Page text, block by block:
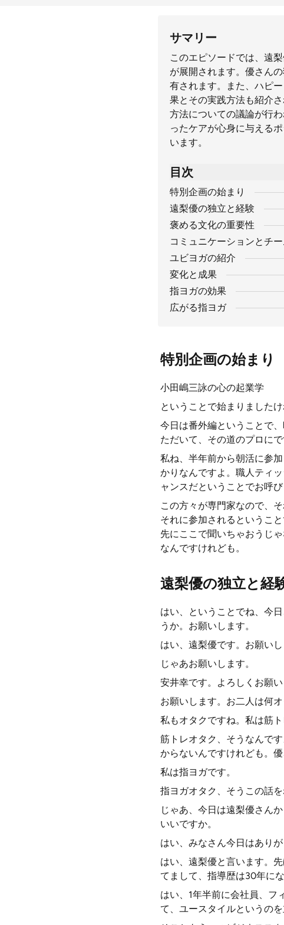
サマリー
このエピソードでは、遠
が展開されます。優さん
有されます。また、ハピ
果とその実践方法も紹介
方法についての議論が行
ったケアが心身に与える
います。
目次
特別企画の始まり
遠梨優の独立と経験
褒める文化の重要性
コミュニケーションとチ
ユビヨガの紹介
変化と成果
指ヨガの効果
広がる指ヨガ
特別企画の始まり
小田嶋三詠の心の起業学
ということで始まりました
今日は番外編ということで
ただいて、その道のプロに
私ね、半年前から朝活に参
かりなんですよ。職人ティ
ャンスだということでお呼び
この方々が専門家なので、
それに参加されるというこ
先にここで聞いちゃおうじ
なんですけれども。
遠梨優の独立と経
はい、ということでね、今
うか。お願いします。
はい、遠梨優です。お願いし
じゃあお願いします。
安井幸です。よろしくお願い
お願いします。お二人は何
私もオタクですね。私は筋ト
筋トレオタク、そうなんで
からないんですけれども。
私は指ヨガです。
指ヨガオタク、そうこの話
じゃあ、今日は遠梨優さん
いいですか。
はい、みなさん今日はありが
はい、遠梨優と言います。
てまして、指導歴は30年にな
はい、1年半前に会社員、フ
て、ユースタイルというのを